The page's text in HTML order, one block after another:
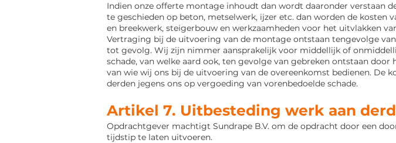
Indien onze offerte montage inhoudt dan wordt daaronder verstaan
te geschieden op beton, metselwerk, ijzer etc. dan worden de kosten
en breekwerk, steigerbouw en werkzaamheden voor het uitvlakken
Vertraging bij de uitvoering van de montage ontstaan tengevolge
tot gevolg. Wij zijn nimmer aansprakelijk voor middellijk of
schade, van welke aard ook, ten gevolge van gebreken ontstaan
van wie wij ons bij de uitvoering van de overeenkomst bedienen. De
derden jegens ons op vergoeding van vorenbedoelde schade.
Artikel 7. Uitbesteding werk aan
Opdrachtgever machtigt Sundrape B.V. om de opdracht door een
tijdstip te laten uitvoeren.